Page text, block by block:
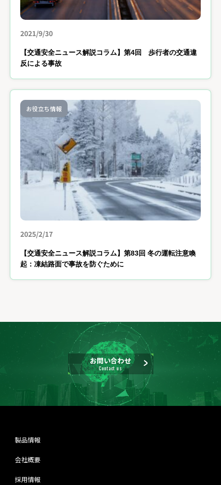
2021/9/30
【交通安全ニュース解説コラム】第4回 歩行者の交通違
反による事故
お役立ち情報
2025/2/17
【交通安全ニュース解説コラム】第83回 冬の運転注意喚
起：凍結路面で事故を防ぐために
お問い合わせ
Contact us
製品情報
会社概要
採用情報